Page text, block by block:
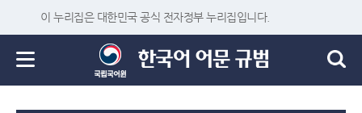
이 누리집은 대한민국 공식 전자정부 누리집입니다.